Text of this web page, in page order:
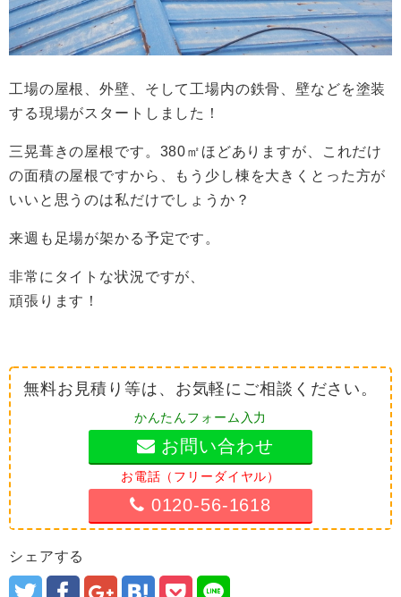
工場の屋根、外壁、そして工場内の鉄骨、壁などを塗装
する現場がスタートしました！
三晃葺きの屋根です。380㎡ほどありますが、これだけ
の面積の屋根ですから、もう少し棟を大きくとった方が
いいと思うのは私だけでしょうか？
来週も足場が架かる予定です。
非常にタイトな状況ですが、
頑張ります！
無料お見積り等は、お気軽にご相談ください。
かんたんフォーム入力
お問い合わせ
お電話（フリーダイヤル）
0120-56-1618
シェアする